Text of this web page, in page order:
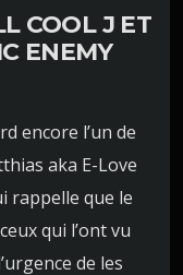
COOL J ET
ENEMY
encore l’un de
aka E-Love
rappelle que le
qui l’ont vu
de les